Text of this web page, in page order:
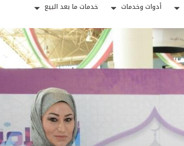
أدوات وخدمات خدمات ما بعد البيع